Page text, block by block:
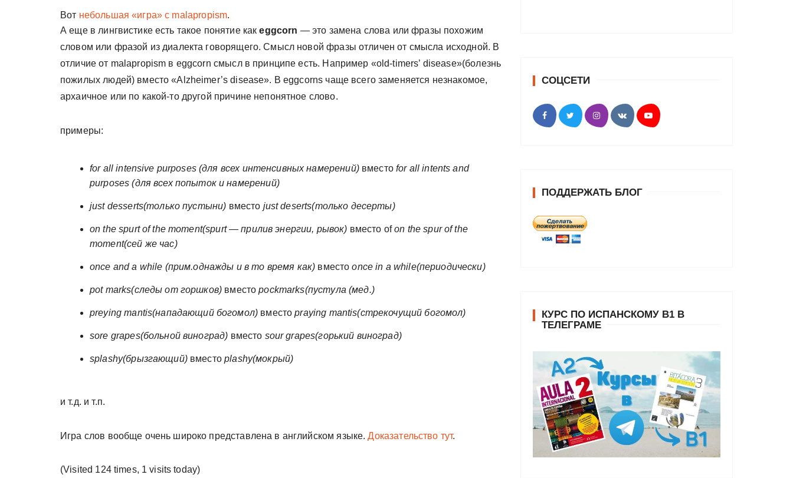
Вот небольшая «игра» с malapropism.
А еще в лингвистике есть такое понятие какeggcorn — это замена слова или фразы похожим
словом или фразой из диалекта говорящего. Смысл новой фразы отличен от смысла исходной. В
отличие от malapropism в eggcorn смысл в принципе есть. Например «old-timers’ disease»(болезнь
пожилых людей) вместо «Alzheimer’s disease». В еggcorns чаще всего заменяется незнакомое,
архаичное или по какой-то другой причине непонятное слово.
примеры:
for all intensive purposes (для всех интенсивных намерений) вместоfor all intents and
purposes (для всех попыток и намерений)
just desserts(только пустыни) вместо just deserts(только десерты)
on the spurt of the moment(spurt— прилив энергии, рывок) вместо ofon the spur of the
moment(сей же час)
once and a while (прим.однажды и в то время как) вместоonce in a while(периодически)
pot marks(следы от горшков) вместоpockmarks(пустула (мед.)
preying mantis(нападающий богомол) вместоpraying mantis(стрекочущий богомол)
sore grapes(больной виноград) вместо sour grapes(горький виноград)
splashy(брызгающий)вместоplashy(мокрый)
и т.д. и т.п.
Игра слов вообще очень широко представлена в английском языке.Доказательство тут.
(Visited 124 times, 1 visits today)
СОЦСЕТИ
ПОДДЕРЖАТЬ БЛОГ
КУРС ПО ИСПАНСКОМУ В1 В
ТЕЛЕГРАМЕ